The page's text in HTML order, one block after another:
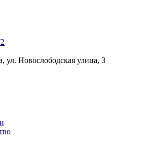
ул. Новослободская улица, 3